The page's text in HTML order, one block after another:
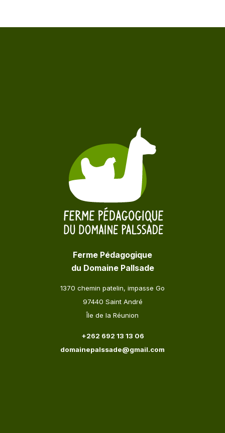
Ferme Pédagogique
du Domaine Pallsade
1370 chemin patelin, impasse Go
97440 Saint André
Île de la Réunion
+262 692 13 13 06
domainepalssade@gmail.com